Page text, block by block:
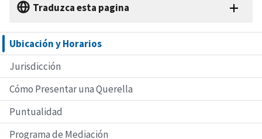
Traduzca esta pagina
Ubicación y Horarios
Jurisdicción
Cómo Presentar una Querella
Puntualidad
Programa de Mediación